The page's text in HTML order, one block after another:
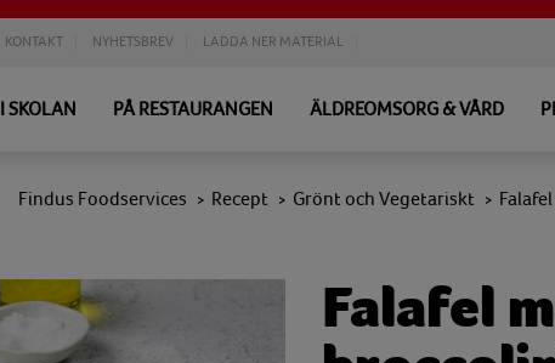
KONTAKT NYHETSBREV LADDA NER MATERIAL
I SKOLAN PÅ RESTAURANGEN ÄLDREOMSORG & VÅRD
Findus Foodservices > Recept > Grönt och Vegetariskt >
Falafel